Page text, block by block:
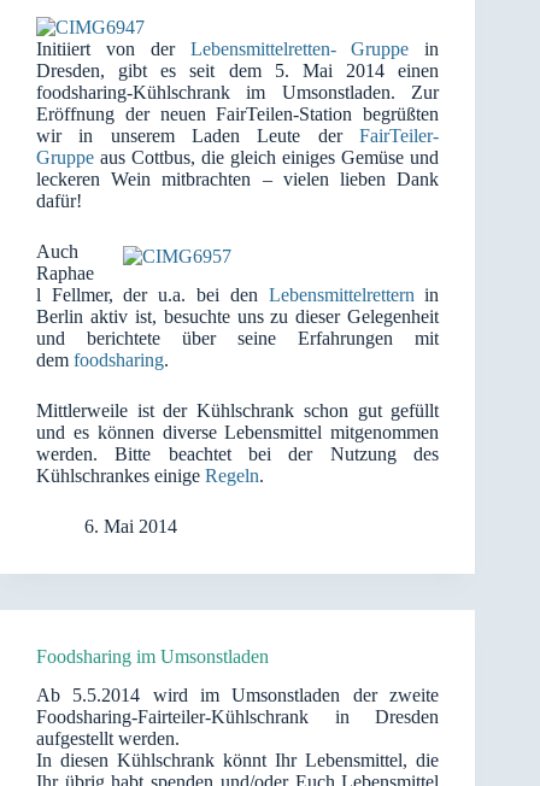
Initiiert von der Lebensmittelretten- Gruppe in
Dresden, gibt es seit dem 5. Mai 2014 einen
foodsharing-Kühlschrank im Umsonstladen. Zur
Eröffnung der neuen FairTeilen-Station begrüßten
wir in unserem Laden Leute derFairTeiler-
Gruppe aus Cottbus, die gleich einiges Gemüse und
leckeren Wein mitbrachten – vielen lieben Dank
dafür!
Auch
Raphae
l Fellmer, der u.a. bei den Lebensmittelrettern in
Berlin aktiv ist, besuchte uns zu dieser Gelegenheit
und berichtete über seine Erfahrungen mit
dem foodsharing.
Mittlerweile ist der Kühlschrank schon gut gefüllt
und es können diverse Lebensmittel mitgenommen
werden. Bitte beachtet bei der Nutzung des
Kühlschrankes einige Regeln.
6. Mai 2014
Foodsharing im Umsonstladen
Ab 5.5.2014 wird im Umsonstladen der zweite
Foodsharing-Fairteiler-Kühlschrank in Dresden
aufgestellt werden.
In diesen Kühlschrank könnt Ihr Lebensmittel, die